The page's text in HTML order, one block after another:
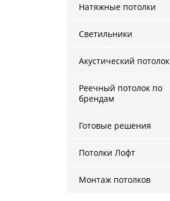
Натяжные потолки
Светильники
Акустический потолок
Реечный потолок по
брендам
Готовые решения
Потолки Лофт
Монтаж потолков